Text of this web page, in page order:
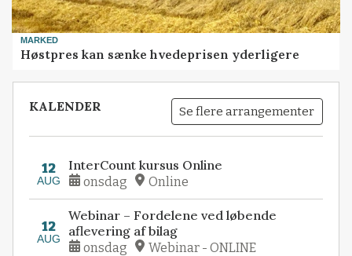
MARKED
Høstpres kan sænke hvedeprisen yderligere
KALENDER Se flere arrangementer
12
AUG
InterCount kursus Online
onsdag Online
12
AUG
Webinar – Fordelene ved løbende
aflevering af bilag
onsdag Webinar - ONLINE